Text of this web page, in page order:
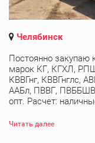
Челябинск
Постоянно закупаю
марок КГ, КГХЛ,
КВВГнг, КВВГнглс,
ААБл, ПВВГ,
опт. Расчет:
Читать далее